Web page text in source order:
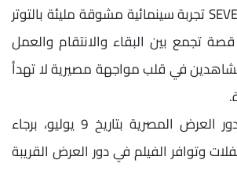
ويقدم SEVEN SNIPERS تجربة سينمائية مشوقة مليئة بالتوتر
تجمع بين البقاء والانتقام والعمل
في قلب مواجهة مصيرية لا تهدأ
ويصل الفيلم إلى دور العرض المصرية بتاريخ 9 يوليو، برجاء
وتوافر الفيلم في دور العرض القريبة